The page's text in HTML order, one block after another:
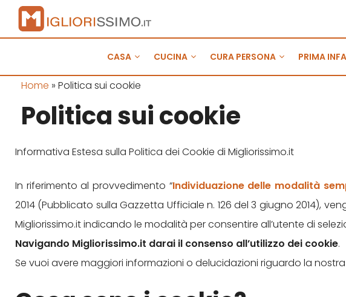
CASA CUCINA CURA PERSONA PRIMA
Home » Politica sui cookie
Politica sui cookie
Informativa Estesa sulla Politica dei Cookie di Migliorissimo.it
In riferimento al provvedimento “Individuazione delle modalità
2014 (Pubblicato sulla Gazzetta Ufficiale n. 126 del 3 giugno 2014),
Migliorissimo.it indicando le modalità per consentire all’utente di
Navigando Migliorissimo.it darai il consenso all’utilizzo dei cookie.
Se vuoi avere maggiori informazioni o delucidazioni riguardo la